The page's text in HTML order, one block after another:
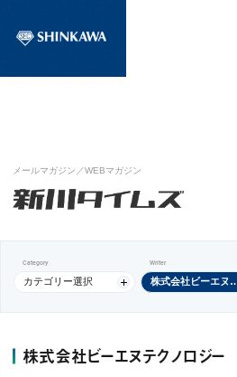
メールマガジン／WEBマガジン
Category
カテゴリー選択
Writer
株式会社ビーエヌ
株式会社ビーエヌテクノロジー